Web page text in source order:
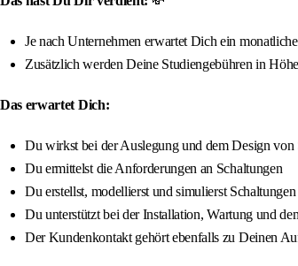
Je nach Unternehmen erwartet Dich ein
Zusätzlich werden Deine Studiengebühren in
Das erwartet Dich:
Du wirkst bei der Auslegung und dem Design von
Du ermittelst die Anforderungen an Schaltungen
Du erstellst, modellierst und simulierst Schaltungen
Du unterstützt bei der Installation, Wartung und
Der Kundenkontakt gehört ebenfalls zu Deinen